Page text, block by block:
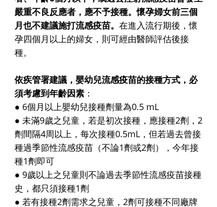
嚴重不良反應者，應不予接種。懷孕婦女前三個
月也不建議施打流感疫苗。 在進入流行期後，懷
孕四個月以上的婦女，則可經由醫師評估後接
種。
依疾管署建議，嬰幼兒流感疫苗的接種方式，必
須考慮到年齡因素 ：
● 6個月以上嬰幼兒接種劑量為0.5 mL
● 未滿9歲之兒童，若是初次接種，應接種2劑，2
劑間隔4周以上，每次接種0.5mL，但若過去曾接
種過季節性流感疫苗（不論1劑或2劑），今年接
種1劑即可
● 9歲以上之兒童則不論過去季節性流感疫苗接種
史，都只須接種1劑
● 若有接種2劑需求之兒童，2劑可接種不同廠牌